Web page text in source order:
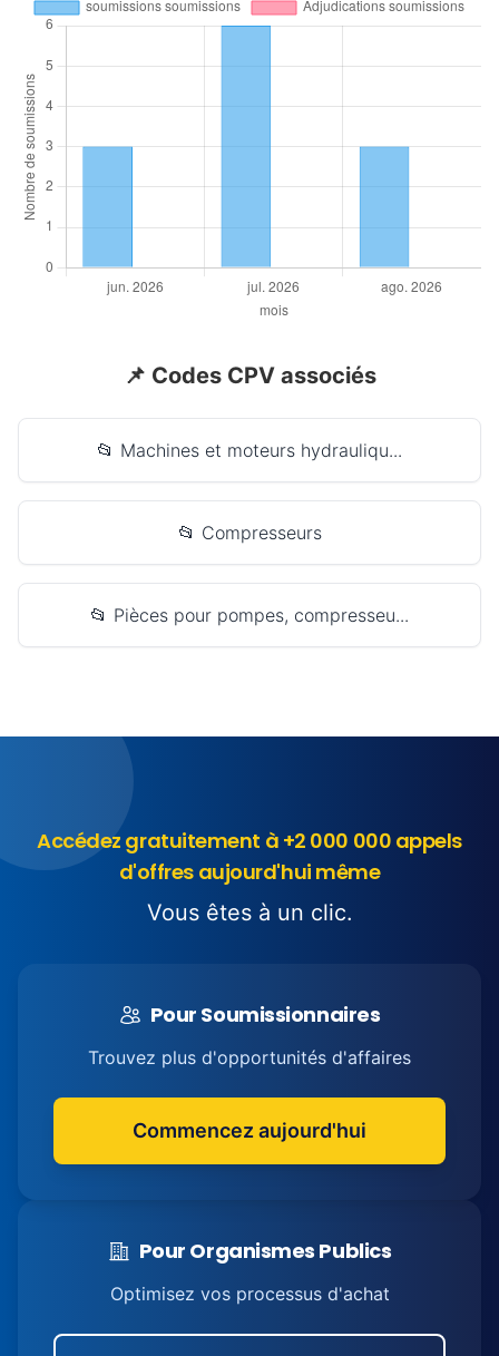
📌 Codes CPV associés
📂 Machines et moteurs hydrauliqu...
📂 Compresseurs
📂 Pièces pour pompes, compresseu...
Accédez gratuitement à +2 000 000 appels
d'offres aujourd'hui même
Vous êtes à un clic.
Pour Soumissionnaires
Trouvez plus d'opportunités d'affaires
Commencez aujourd'hui
Pour Organismes Publics
Optimisez vos processus d'achat